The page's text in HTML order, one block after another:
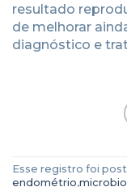
resultado
de melhorar
diagnóstico e
Esse registro foi
endométrio,